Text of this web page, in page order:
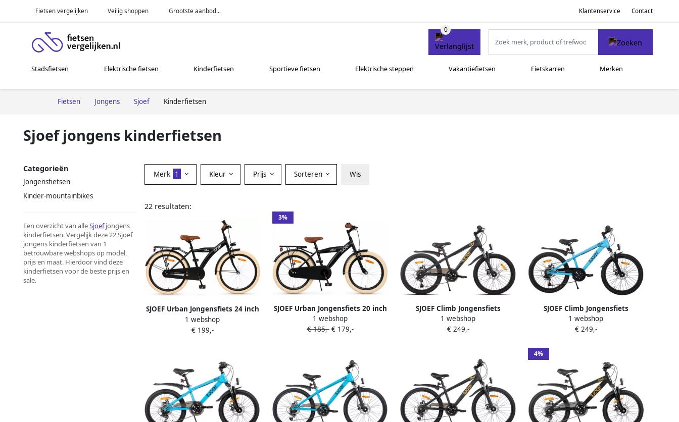
Fietsen vergelijken Veilig shoppen Grootste aanbod... Klantenservice Contact
Stadsfietsen Elektrische fietsen Kinderfietsen Sportieve fietsen Elektrische steppen Vakantiefietsen Fietskarren Merken
Fietsen Jongens Sjoef Kinderfietsen
Sjoef jongens kinderfietsen
Categorieën
Jongensfietsen
Kinder-mountainbikes
Een overzicht van alleSjoefjongens
kinderfietsen. Vergelijk deze 22 Sjoef
jongens kinderfietsen van 1
betrouwbare webshops op model,
prijs en maat. Hierdoor vind deze
kinderfietsen voor de beste prijs en
sale.
Merk 1 Kleur Prijs Sorteren Wis
22 resultaten:
SJOEF Urban Jongensfiets 24 inch
Mat Zwart
1 webshop
€ 199,-
3%
SJOEF Urban Jongensfiets 20 inch
Kinderfiets 6 7 & 8 jaar Fiets 20
inch Jongen Mat Zwart
1 webshop
€ 185,-€ 179,-
SJOEF Climb Jongensfiets
Mountainbike 22 inch 6
Versnellingen Schrijfremmen
1 webshop
€ 249,-
SJOEF Climb Jongensfiets
Mountainbike 22 inch 6
Versnellingen Schrijfremmen
1 webshop
€ 249,-
4%